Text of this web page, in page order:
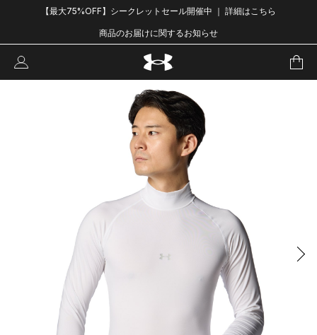
【最大75%OFF】シークレットセール開催中 ｜ 詳細はこちら
商品のお届けに関するお知らせ